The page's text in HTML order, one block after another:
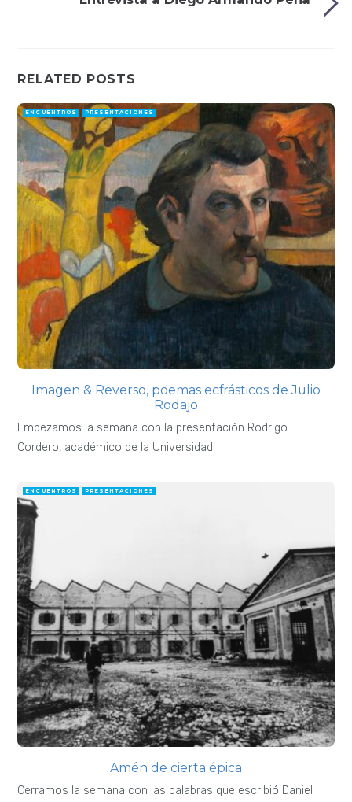
RELATED POSTS
ENCUENTROS PRESENTACIONES
Imagen & Reverso, poemas ecfrásticos de Julio
Rodajo
Empezamos la semana con la presentación Rodrigo
Cordero, académico de la Universidad
ENCUENTROS PRESENTACIONES
Amén de cierta épica
Cerramos la semana con las palabras que escribió Daniel